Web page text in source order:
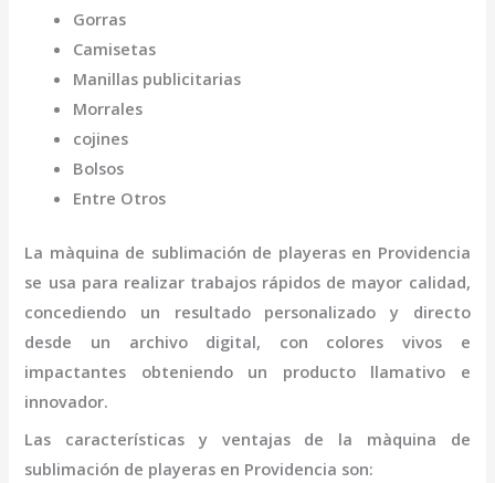
Gorras
Camisetas
Manillas publicitarias
Morrales
cojines
Bolsos
Entre Otros
La màquina de sublimación de playeras en Providencia
se usa para realizar trabajos rápidos de mayor calidad,
concediendo un resultado personalizado y directo
desde un archivo digital, con colores vivos e
impactantes obteniendo un producto llamativo e
innovador.
Las características y ventajas de la màquina de
sublimación de playeras en Providencia son: